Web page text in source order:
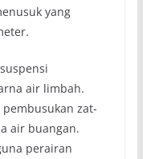
yang
air limbah.
zat-
air buangan.
perairan